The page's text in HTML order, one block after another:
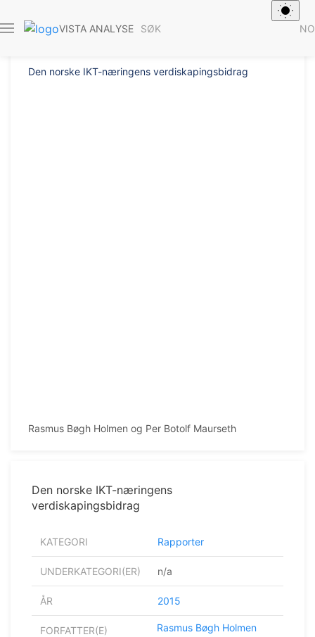
VISTA ANALYSE SØK NO
Den norske IKT-næringens verdiskapingsbidrag
Rasmus Bøgh Holmen og Per Botolf Maurseth
Den norske IKT-næringens
verdiskapingsbidrag
KATEGORI Rapporter
UNDERKATEGORI(ER) n/a
ÅR 2015
FORFATTER(E)
Rasmus Bøgh Holmen